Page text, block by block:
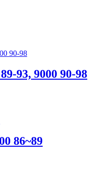
93, 9000 90-98
86~89